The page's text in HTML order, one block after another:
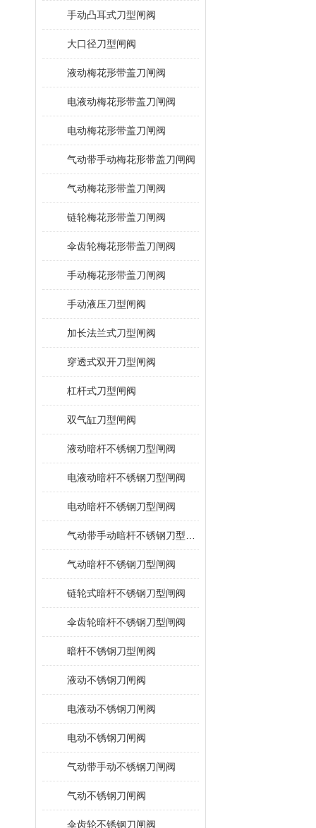
手动凸耳式刀型闸阀
大口径刀型闸阀
液动梅花形带盖刀闸阀
电液动梅花形带盖刀闸阀
电动梅花形带盖刀闸阀
气动带手动梅花形带盖刀闸阀
气动梅花形带盖刀闸阀
链轮梅花形带盖刀闸阀
伞齿轮梅花形带盖刀闸阀
手动梅花形带盖刀闸阀
手动液压刀型闸阀
加长法兰式刀型闸阀
穿透式双开刀型闸阀
杠杆式刀型闸阀
双气缸刀型闸阀
液动暗杆不锈钢刀型闸阀
电液动暗杆不锈钢刀型闸阀
电动暗杆不锈钢刀型闸阀
气动暗杆不锈钢刀型闸阀
链轮式暗杆不锈钢刀型闸阀
伞齿轮暗杆不锈钢刀型闸阀
暗杆不锈钢刀型闸阀
液动不锈钢刀闸阀
电液动不锈钢刀闸阀
电动不锈钢刀闸阀
气动带手动不锈钢刀闸阀
气动不锈钢刀闸阀
伞齿轮不锈钢刀闸阀